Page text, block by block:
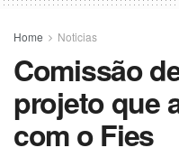
Home Noticias
Comissão
projeto que
com o Fies